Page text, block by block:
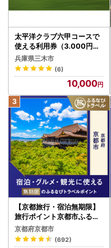
太平洋クラブ六甲コースで
使える利用券（3.000円分
）
兵庫県三木市
(6)
10,000
【京都旅行・宿泊無期限】
旅行ポイント京都市ふるな
びトラベルポイント
京都府京都市
(692)